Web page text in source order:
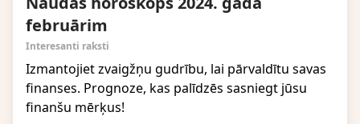
februārim
Interesanti raksti
Izmantojiet zvaigžņu gudrību, lai pārvaldītu savas
finanses. Prognoze, kas palīdzēs sasniegt jūsu
finanšu mērķus!